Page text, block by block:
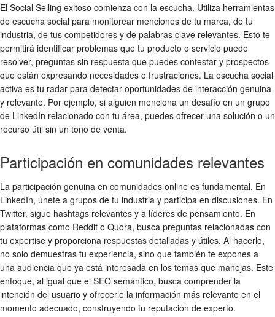
El Social Selling exitoso comienza con la escucha. Utiliza herramientas
de escucha social para monitorear menciones de tu marca, de tu
industria, de tus competidores y de palabras clave relevantes. Esto te
permitirá identificar problemas que tu producto o servicio puede
resolver, preguntas sin respuesta que puedes contestar y prospectos
que están expresando necesidades o frustraciones. La escucha social
activa es tu radar para detectar oportunidades de interacción genuina
y relevante. Por ejemplo, si alguien menciona un desafío en un grupo
de LinkedIn relacionado con tu área, puedes ofrecer una solución o un
recurso útil sin un tono de venta.
Participación en comunidades relevantes
La participación genuina en comunidades online es fundamental. En
LinkedIn, únete a grupos de tu industria y participa en discusiones. En
Twitter, sigue hashtags relevantes y a líderes de pensamiento. En
plataformas como Reddit o Quora, busca preguntas relacionadas con
tu expertise y proporciona respuestas detalladas y útiles. Al hacerlo,
no solo demuestras tu experiencia, sino que también te expones a
una audiencia que ya está interesada en los temas que manejas. Este
enfoque, al igual que el SEO semántico, busca comprender la
intención del usuario y ofrecerle la información más relevante en el
momento adecuado, construyendo tu reputación de experto.